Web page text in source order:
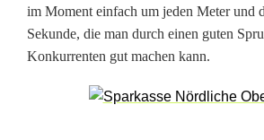
a
r
im Moment einfach um jeden Meter und
Sekunde, die man durch einen guten
Konkurrenten gut machen kann.